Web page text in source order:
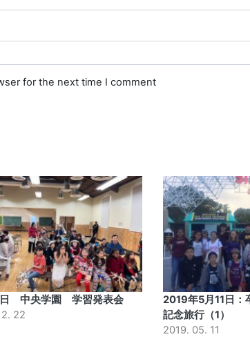
for the next time I comment
日 中央学園 学習発表会
22
2019年5月11日：
記念旅行（1）
2019. 05. 11